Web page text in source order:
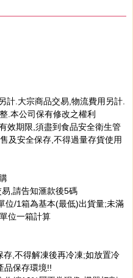
計.大宗商品交易,物流費用另計.
.本公司保有修改之權利
效期限,須盡到食品安全衛生管
及安全保存,不得過量存貨使用
,請告知滙款後5碼
位/1箱為基本(最低)出貨量;未滿
位一箱計算
,不得解凍後再冷凍;如放置冷
品保存環境!!